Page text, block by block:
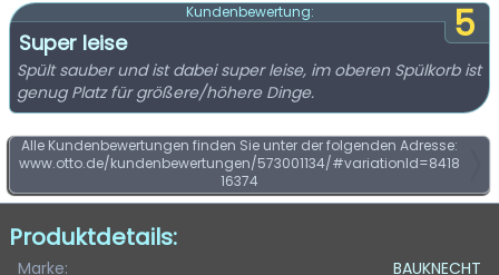
5
Kundenbewertung:
Super leise
Spült sauber und ist dabei super leise, im oberen Spülkorb ist
genug Platz für größere/höhere Dinge.
Alle Kundenbewertungen finden Sie unter der folgenden Adresse:
www.otto.de/kundenbewertungen/573001134/#variationId=8418
16374
Produktdetails:
Marke:
BAUKNECHT